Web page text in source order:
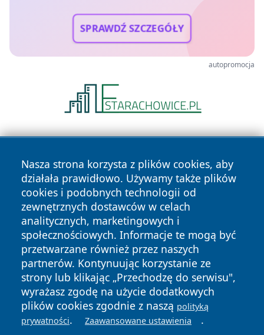
SPRAWDŹ SZCZEGÓŁY
autopromocja
Nasza strona korzysta z plików cookies, aby
działała prawidłowo. Używamy także plików
cookies i podobnych technologii od
zewnętrznych dostawców w celach
analitycznych, marketingowych i
społecznościowych. Informacje te mogą być
przetwarzane również przez naszych
partnerów. Kontynuując korzystanie ze
strony lub klikając „Przechodzę do serwisu",
wyrażasz zgodę na użycie dodatkowych
plików cookies zgodnie z naszą polityką
prywatności. Zaawansowane ustawienia .
Copyright © 2026 przemyslonline.pl Wszystkie prawa
zastrzeżone.
News Autorzy
Polityka
Prywatności
Polityka
Cookies